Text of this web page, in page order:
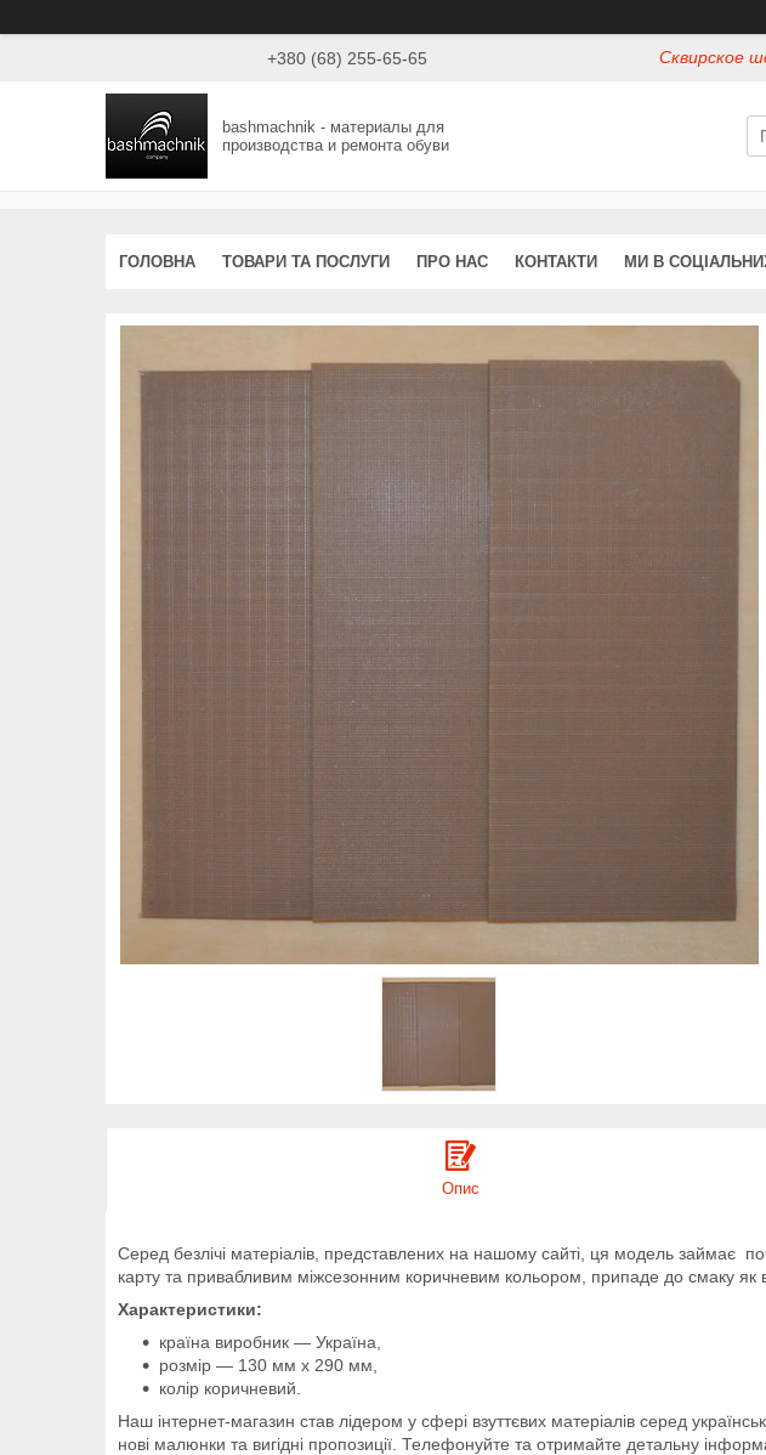
+380 (68) 255-65-65 Сквирское
bashmachnik - материалы для
производства и ремонта обуви
ГОЛОВНА ТОВАРИ ТА ПОСЛУГИ ПРО НАС КОНТАКТИ МИ В
Опис
Серед безлічі матеріалів, представлених на нашому сайті, ця модель займає
карту та привабливим міжсезонним коричневим кольором, припаде до смаку як
Характеристики:
країна виробник — Україна,
розмір — 130 мм х 290 мм,
колір коричневий.
Наш інтернет-магазин став лідером у сфері взуттєвих матеріалів серед
нові малюнки та вигідні пропозиції. Телефонуйте та отримайте детальну